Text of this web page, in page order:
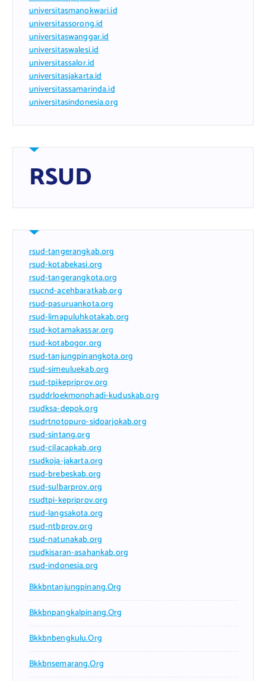
universitasmanokwari.id
universitassorong.id
universitaswanggar.id
universitaswalesi.id
universitassalor.id
universitasjakarta.id
universitassamarinda.id
universitasindonesia.org
RSUD
rsud-tangerangkab.org
rsud-kotabekasi.org
rsud-tangerangkota.org
rsucnd-acehbaratkab.org
rsud-pasuruankota.org
rsud-limapuluhkotakab.org
rsud-kotamakassar.org
rsud-kotabogor.org
rsud-tanjungpinangkota.org
rsud-simeuluekab.org
rsud-tpikepriprov.org
rsuddrloekmonohadi-kuduskab.org
rsudksa-depok.org
rsudrtnotopuro-sidoarjokab.org
rsud-sintang.org
rsud-cilacapkab.org
rsudkoja-jakarta.org
rsud-brebeskab.org
rsud-sulbarprov.org
rsudtpi-kepriprov.org
rsud-langsakota.org
rsud-ntbprov.org
rsud-natunakab.org
rsudkisaran-asahankab.org
rsud-indonesia.org
Bkkbntanjungpinang.org
Bkkbnpangkalpinang.org
Bkkbnbengkulu.org
Bkkbnsemarang.org